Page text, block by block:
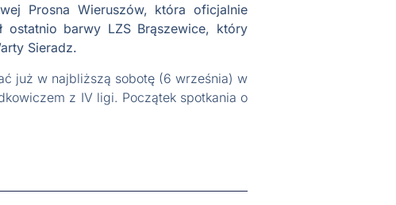
Prosna Wieruszów, która oficjalnie
ostatnio barwy LZS Brąszewice, który
Sieradz.
już w najbliższą sobotę (6 września) w
z IV ligi. Początek spotkania o